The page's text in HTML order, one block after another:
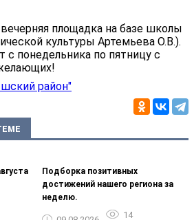
площадка на базе школы
культуры Артемьева О.В.).
с понедельника по пятницу с
район"
Подборка позитивных
достижений нашего региона за
неделю.
14